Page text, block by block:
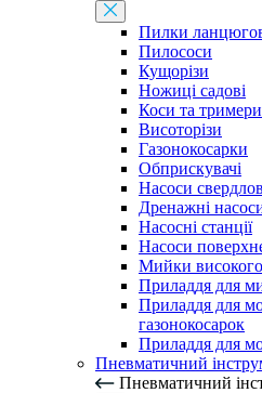
Пилки
Пилососи
Кущорізи
Ножиці садові
Коси та тримери
Висоторізи
Газонокосарки
Обприскувачі
Насоси
Дренажні
Насосні станції
Насоси
Мийки
Приладдя для
Приладдя для
газонокосарок
Приладдя для
Пневматичний
Пневматичний